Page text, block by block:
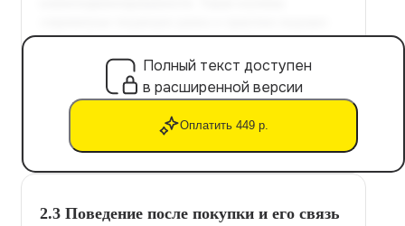
Полный текст доступен
в расширенной версии
Оплатить 449 р.
2.3 Поведение после покупки и его связь